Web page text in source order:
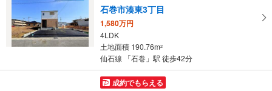
・
条
石巻市湊東3丁目
1,580万円
4LDK
土地面積 190.76m2
仙石線 「石巻」駅 徒歩42分
成約でもらえる